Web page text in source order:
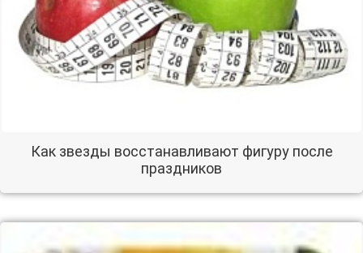
Как звезды восстанавливают фигуру после
праздников